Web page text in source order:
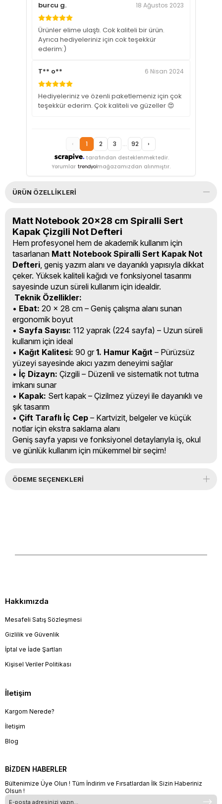
burcu g. 18 Ağustos 2023
Ürünler elime ulaştı. Cok kaliteli bir ürün.
Ayrıca hediyeleriniz için cok teşekkür
ederim:)
T** o** 6 Nisan 2024
Hediyeleriniz ve özenli paketlemeniz için çok
teşekkür ederim. Çok kaliteli ve güzeller 😍
tarafından desteklenmektedir.
‹ 1 2 3 ... 92 ›
Yorumlar mağazamızdan alınmıştır.
ÜRÜN ÖZELLIKLERI
Matt Notebook 20x28 cm Spiralli Sert
Kapak Çizgili Not Defteri
Hem profesyonel hem de akademik kullanım için
tasarlanan Matt Notebook Spiralli Sert Kapak Not
Defteri, geniş yazım alanı ve dayanıklı yapısıyla dikkat
çeker. Yüksek kaliteli kağıdı ve fonksiyonel tasarımı
sayesinde uzun süreli kullanım için idealdir.
Teknik Özellikler:
• Ebat: 20 x 28 cm – Geniş çalışma alanı sunan
ergonomik boyut
• Sayfa Sayısı: 112 yaprak (224 sayfa) – Uzun süreli
kullanım için ideal
• Kağıt Kalitesi: 90 gr 1. Hamur Kağıt – Pürüzsüz
yüzeyi sayesinde akıcı yazım deneyimi sağlar
• İç Dizayn: Çizgili – Düzenli ve sistematik not tutma
imkanı sunar
• Kapak: Sert kapak – Çizilmez yüzeyi ile dayanıklı ve
şık tasarım
• Çift Taraflı İç Cep – Kartvizit, belgeler ve küçük
notlar için ekstra saklama alanı
Geniş sayfa yapısı ve fonksiyonel detaylarıyla iş, okul
ve günlük kullanım için mükemmel bir seçim!
ÖDEME SEÇENEKLERI
Hakkımızda
Mesafeli Satış Sözleşmesi
Gizlilik ve Güvenlik
İptal ve İade Şartları
Kişisel Veriler Politikası
İletişim
Kargom Nerede?
İletişim
Blog
BİZDEN HABERLER
Bültenimize Üye Olun ! Tüm İndirim ve Fırsatlardan İlk Sizin Haberiniz
Olsun !